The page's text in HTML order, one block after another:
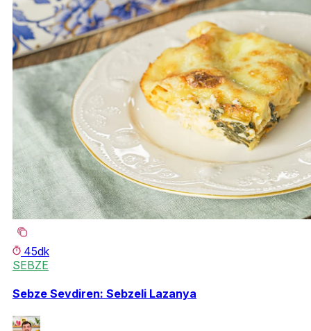
45dk
SEBZE
Sebze Sevdiren: Sebzeli Lazanya